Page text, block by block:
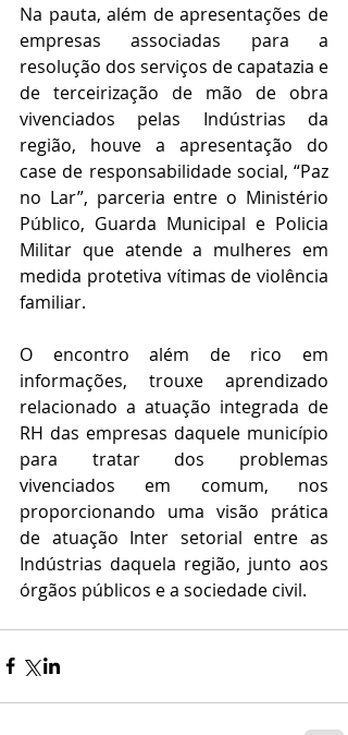
Na pauta, além de apresentações de
empresas associadas para a
resolução dos serviços de capatazia e
de terceirização de mão de obra
vivenciados pelas Indústrias da
região, houve a apresentação do
case de responsabilidade social, “Paz
no Lar”, parceria entre o Ministério
Público, Guarda Municipal e Policia
Militar que atende a mulheres em
medida protetiva vítimas de violência
familiar.
O encontro além de rico em
informações, trouxe aprendizado
relacionado a atuação integrada de
RH das empresas daquele município
para tratar dos problemas
vivenciados em comum, nos
proporcionando uma visão prática
de atuação Inter setorial entre as
Indústrias daquela região, junto aos
órgãos públicos e a sociedade civil.